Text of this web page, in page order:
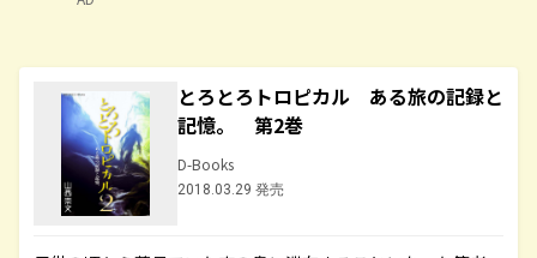
とろとろトロピカル ある旅の記録と
記憶。 第2巻
D-Books
2018.03.29 発売